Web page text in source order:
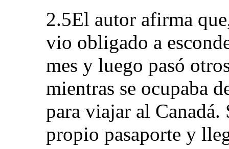
2.5El autor afirma
vio obligado a
mes y luego pasó
mientras se ocupaba
para viajar al
propio pasaporte y